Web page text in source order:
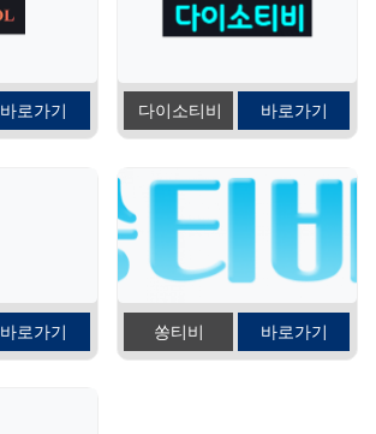
바로가기 다이소티비 바로가기
바로가기 쏭티비 바로가기